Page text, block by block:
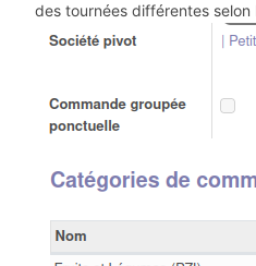
des tournées différentes